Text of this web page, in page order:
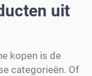
uit
kopen is de
categorieën. Of